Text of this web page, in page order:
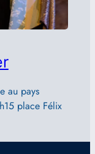
au pays
place Félix